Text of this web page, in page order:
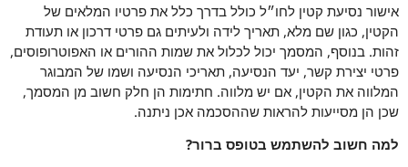
אישור נסיעת קטין לחו״ל כולל בדרך כלל את פרטיו המלאים של
הקטין, כגון שם מלא, תאריך לידה ולעיתים גם פרטי דרכון או תעודת
זהות. בנוסף, המסמך יכול לכלול את שמות ההורים או האפוטרופוסים,
פרטי יצירת קשר, יעד הנסיעה, תאריכי הנסיעה ושמו של המבוגר
המלווה את הקטין, אם יש מלווה. חתימות הן חלק חשוב מן המסמך,
שכן הן מסייעות להראות שההסכמה אכן ניתנה.
למה חשוב להשתמש בטופס ברור?